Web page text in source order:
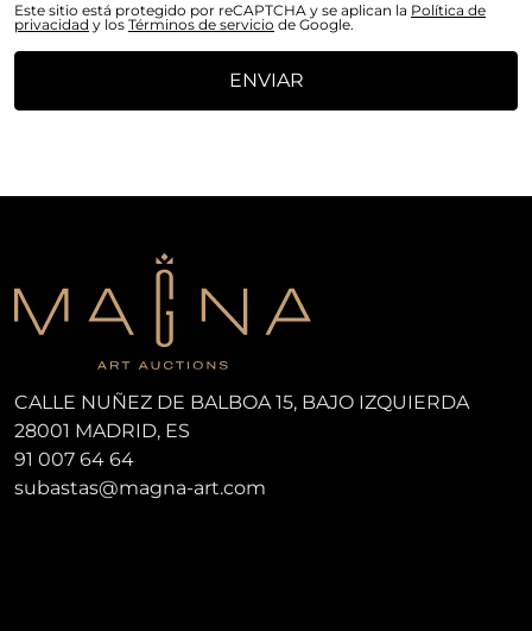
Este sitio está protegido por reCAPTCHA y se aplican la Política de
privacidad y los Términos de servicio de Google.
ENVIAR
CALLE NUÑEZ DE BALBOA 15, BAJO IZQUIERDA
28001 MADRID, ES
91 007 64 64
subastas@magna-art.com